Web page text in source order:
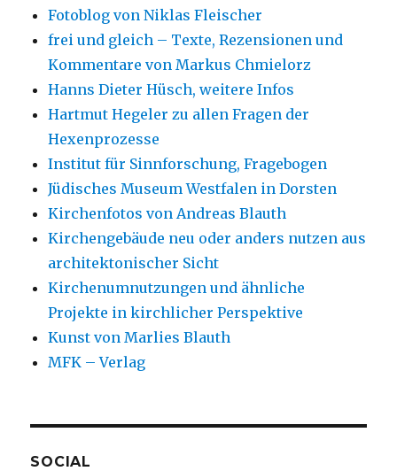
Fotoblog von Niklas Fleischer
frei und gleich – Texte, Rezensionen und
Kommentare von Markus Chmielorz
Hanns Dieter Hüsch, weitere Infos
Hartmut Hegeler zu allen Fragen der
Hexenprozesse
Institut für Sinnforschung, Fragebogen
Jüdisches Museum Westfalen in Dorsten
Kirchenfotos von Andreas Blauth
Kirchengebäude neu oder anders nutzen aus
architektonischer Sicht
Kirchenumnutzungen und ähnliche
Projekte in kirchlicher Perspektive
Kunst von Marlies Blauth
MFK – Verlag
SOCIAL